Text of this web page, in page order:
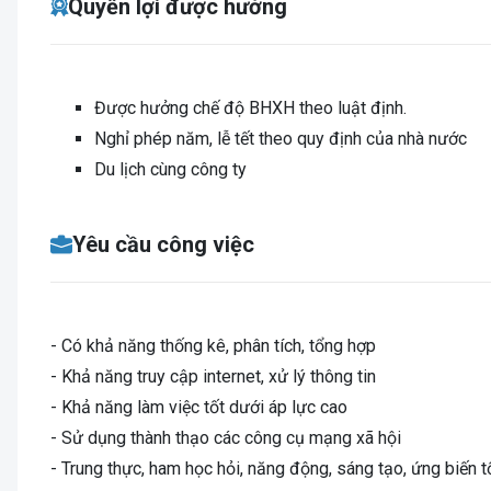
Quyền lợi được hưởng
Được hưởng chế độ BHXH theo luật định.
Nghỉ phép năm, lễ tết theo quy định của nhà nước
Du lịch cùng công ty
Yêu cầu công việc
- Có khả năng thống kê, phân tích, tổng hợp
- Khả năng truy cập internet, xử lý thông tin
- Khả năng làm việc tốt dưới áp lực cao
- Sử dụng thành thạo các công cụ mạng xã hội
- Trung thực, ham học hỏi, năng động, sáng tạo, ứng biến